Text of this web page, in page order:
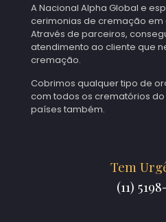
A Nacional Alpha Global e
cerimonias de cremação em
Através de parceiros,
atendimento ao cliente que
cremação.
Cobrimos qualquer tipo de
com todos os crematórios do
países também.
Tem
(11)